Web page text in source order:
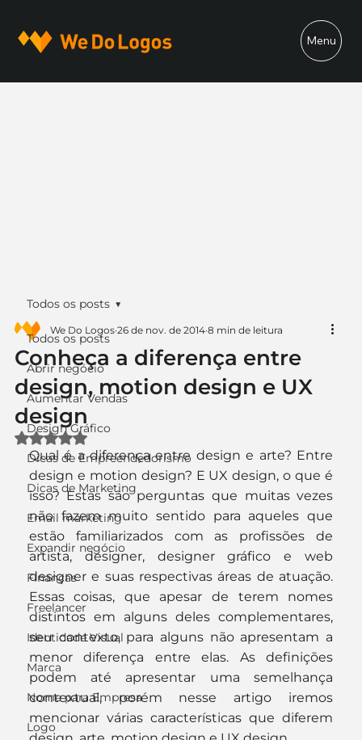
Menu
Todos os posts
Abrir negócio
Aumentar Vendas
Design Gráfico
Dicas de Empreendedorismo
Dicas de Marketing
Email marketing
Expandir negócio
Finanças
Freelancer
Identidade Visual
Marca
Nome para Empresa
Logo
Todos os posts
Conheça a diferença entre
design, motion design e UX
design
We Do Logos 26 de nov. de 2014 8 min de leitura
Avaliado com NaN de 5 estrelas.
Qual é a diferença entre design e arte? Entre
design e motion design? E UX design, o que é
isso? Estas são perguntas que muitas vezes
não fazem muito sentido para aqueles que
estão familiarizados com as profissões de
artista, designer, designer gráfico e web
designer e suas respectivas áreas de atuação.
Essas coisas, que apesar de terem nomes
distintos em alguns deles complementares,
seu contexto, para alguns não apresentam a
menor diferença entre elas. As definições
podem até apresentar uma semelhança
contextual, porém nesse artigo iremos
mencionar várias características que diferem